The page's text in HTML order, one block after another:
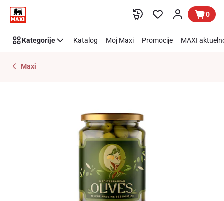
Preskoči link 0
Kategorije Katalog Moj Maxi Promocije MAXI
Maxi